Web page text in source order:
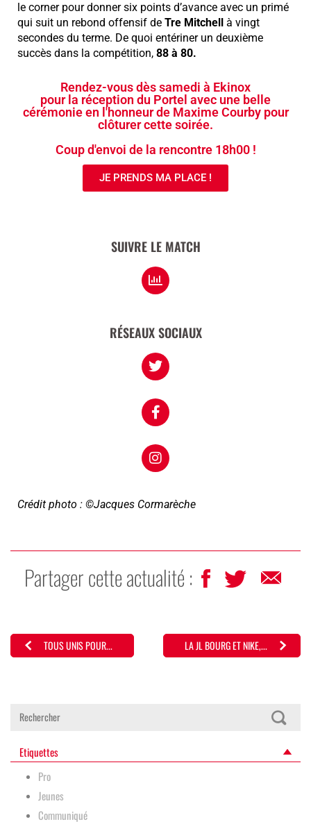
le corner pour donner six points d’avance avec un primé
qui suit un rebond offensif de Tre Mitchell
à vingt
secondes du terme. De quoi entériner un deuxième
succès dans la compétition, 88 à 80.
Rendez-vous dès samedi à Ekinox
pour la réception du Portel avec une belle
cérémonie en l'honneur de Maxime Courby pour
clôturer cette soirée.
Coup d'envoi de la rencontre 18h00 !
JE PRENDS MA PLACE !
SUIVRE LE MATCH
RÉSEAUX SOCIAUX
Crédit photo : ©Jacques Cormarèche
Partager cette actualité :
TOUS UNIS POUR... LA JL BOURG ET NIKE,...
Etiquettes
Pro
Jeunes
Communiqué